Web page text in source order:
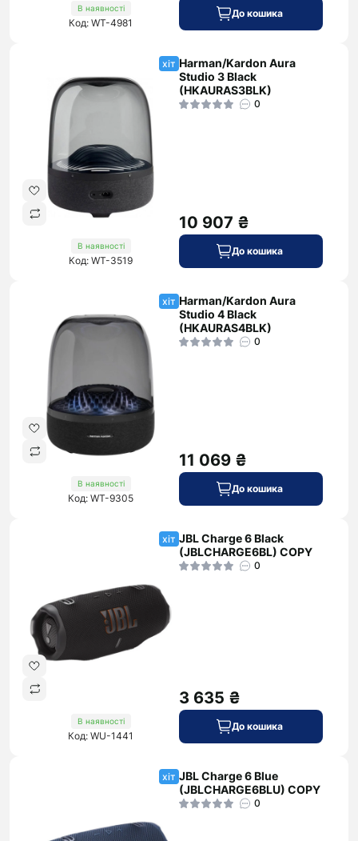
В наявності
Код: WT-4981
До кошика
хіт
В наявності
Код: WT-3519
Harman/Kardon Aura
Studio 3 Black
(HKAURAS3BLK)
0
10 907 ₴
До кошика
хіт
В наявності
Код: WT-9305
Harman/Kardon Aura
Studio 4 Black
(HKAURAS4BLK)
0
11 069 ₴
До кошика
хіт
В наявності
Код: WU-1441
JBL Charge 6 Black
(JBLCHARGE6BL) COPY
0
3 635 ₴
До кошика
хіт JBL Charge 6 Blue
(JBLCHARGE6BLU) COPY
0